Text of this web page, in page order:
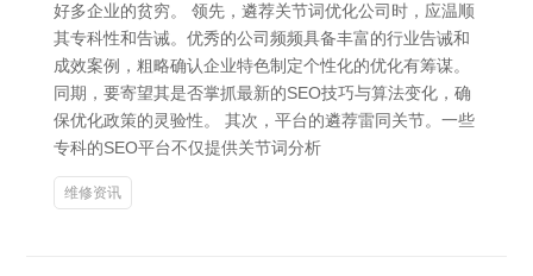
好多企业的贫穷。 领先，遴荐关节词优化公司时，应温顺
其专科性和告诫。优秀的公司频频具备丰富的行业告诫和
成效案例，粗略确认企业特色制定个性化的优化有筹谋。
同期，要寄望其是否掌抓最新的SEO技巧与算法变化，确
保优化政策的灵验性。 其次，平台的遴荐雷同关节。一些
专科的SEO平台不仅提供关节词分析
维修资讯